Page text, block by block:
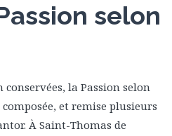
selon
conservées, la Passion selon
et remise plusieurs
À Saint-Thomas de